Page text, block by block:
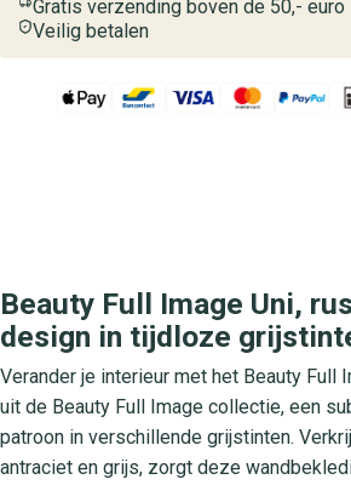
Gratis verzending boven de 50,- euro
Veilig betalen
Beauty Full Image Uni,
design in tijdloze
Verander je interieur met het Beauty Full
uit de Beauty Full Image collectie, een
patroon in verschillende grijstinten.
antraciet en grijs, zorgt deze